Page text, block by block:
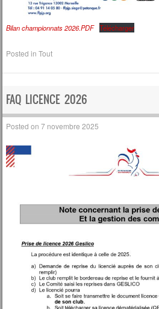
Bilan championnats 2026.PDF Télécharger
Posted inTout
FAQ LICENCE 2026
Posted on7 novembre 2025